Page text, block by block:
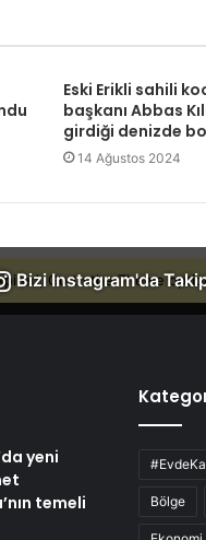
Eski Erikli sahili
başkanı Abbas
girdiği denizde
14 Ağustos 2024
Bizi Instagram'da
Go to the Theme
yeni
temeli
Bölge